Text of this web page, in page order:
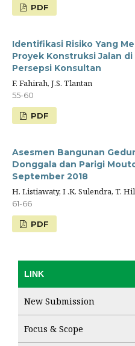
PDF
Identifikasi Risiko Yang
Proyek Konstruksi Jalan
Persepsi Konsultan
F. Fahirah, J.S. Tlantan
55-60
PDF
Asesmen Bangunan
Donggala dan Parigi
September 2018
H. Listiawaty, I .K. Sulendra, T.
61-66
PDF
LINK
New Submission
Focus & Scope